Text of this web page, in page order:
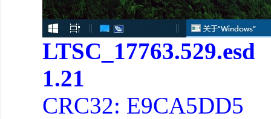
LTSC_17763.529.esd
1.21
CRC32: E9CA5DD5